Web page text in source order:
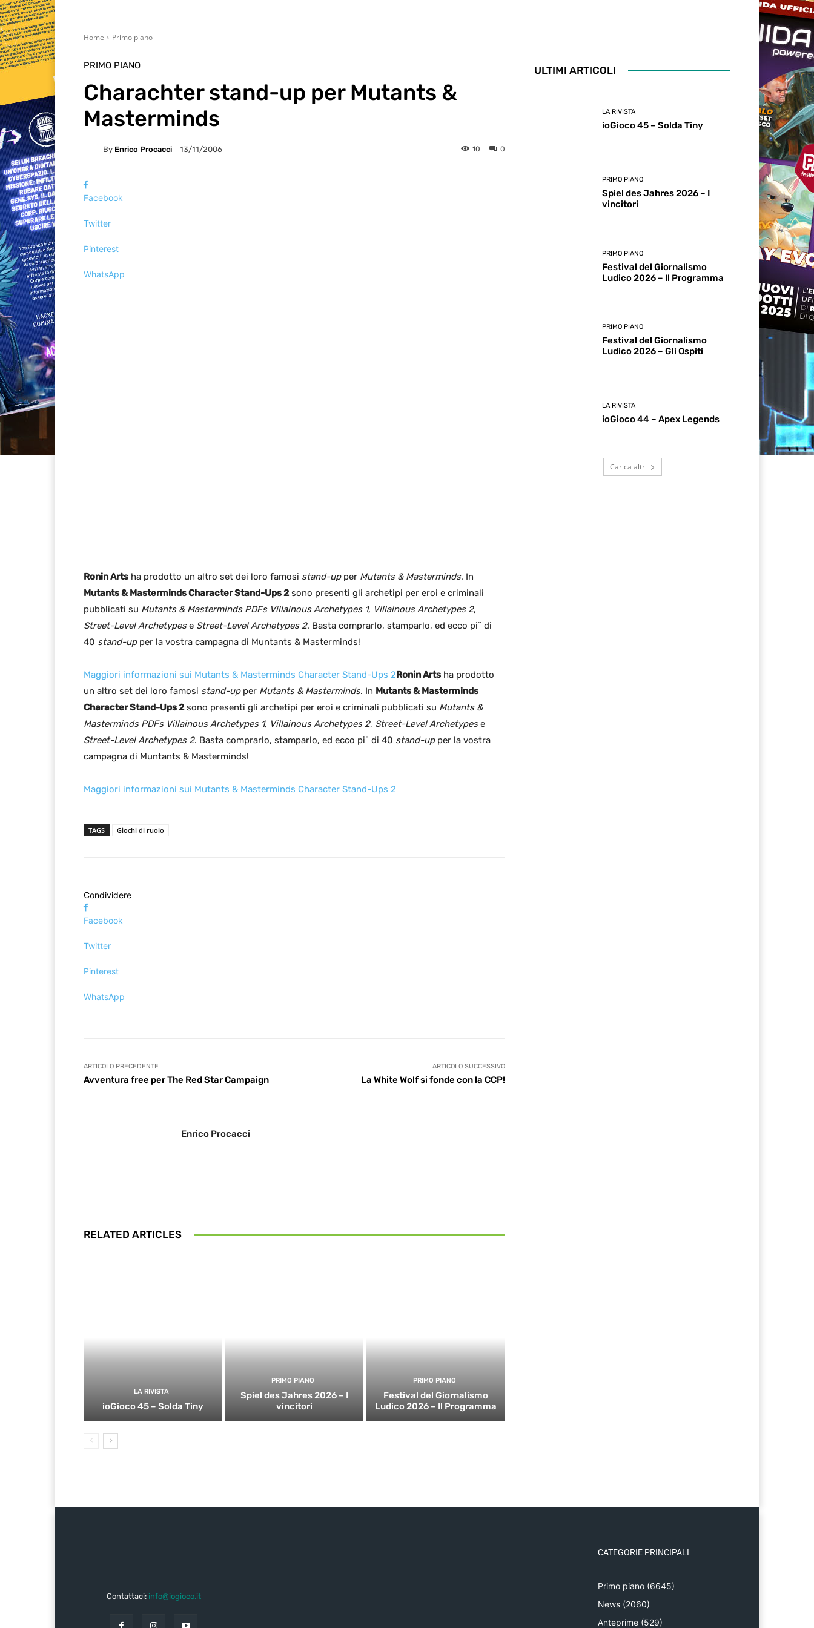
Home Primo piano
PRIMO PIANO
Charachter stand-up per Mutants &
Masterminds
By Enrico Procacci 13/11/2006 0
10
Facebook
Twitter
Pinterest
WhatsApp
Ronin Arts ha prodotto un altro set dei loro famosi stand-upper Mutants & Masterminds. In
Mutants & Masterminds Character Stand-Ups 2sono presenti gli archetipi per eroi e criminali
pubblicati su Mutants & Masterminds PDFs Villainous Archetypes 1, Villainous Archetypes 2,
Street-Level Archetypese Street-Level Archetypes 2. Basta comprarlo, stamparlo, ed ecco pi¨ di
40 stand-upper la vostra campagna di Muntants & Masterminds!
Maggiori informazioni sui Mutants & Masterminds Character Stand-Ups 2Ronin Arts ha prodotto
un altro set dei loro famosi stand-upper Mutants & Masterminds. In Mutants & Masterminds
Character Stand-Ups 2sono presenti gli archetipi per eroi e criminali pubblicati su Mutants &
Masterminds PDFs Villainous Archetypes 1, Villainous Archetypes 2, Street-Level Archetypese
Street-Level Archetypes 2. Basta comprarlo, stamparlo, ed ecco pi¨ di 40 stand-upper la vostra
campagna di Muntants & Masterminds!
Maggiori informazioni sui Mutants & Masterminds Character Stand-Ups 2
TAGS Giochi di ruolo
Condividere
Facebook
Twitter
Pinterest
WhatsApp
ARTICOLO PRECEDENTE
Avventura free per The Red Star Campaign
ARTICOLO SUCCESSIVO
La White Wolf si fonde con la CCP!
Enrico Procacci
RELATED ARTICLES
LA RIVISTA
ioGioco 45 – Solda Tiny
PRIMO PIANO
Spiel des Jahres 2026 – I
vincitori
PRIMO PIANO
Festival del Giornalismo
Ludico 2026 – Il Programma
ULTIMI ARTICOLI
LA RIVISTA
ioGioco 45 – Solda Tiny
PRIMO PIANO
Spiel des Jahres 2026 – I
vincitori
PRIMO PIANO
Festival del Giornalismo
Ludico 2026 – Il Programma
PRIMO PIANO
Festival del Giornalismo
Ludico 2026 – Gli Ospiti
LA RIVISTA
ioGioco 44 – Apex Legends
Carica altri
Contattaci: info@iogioco.it
CATEGORIE PRINCIPALI
Primo piano (6645)
News (2060)
Anteprime (529)